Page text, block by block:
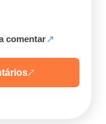
comentar